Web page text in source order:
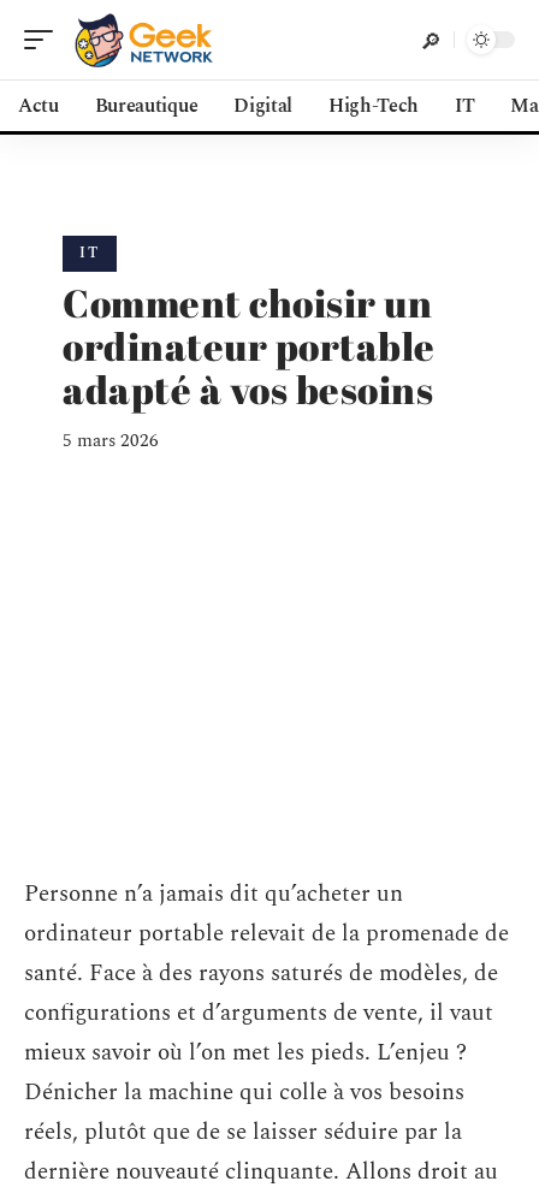
Actu Bureautique Digital High-Tech IT
IT
Comment choisir un
ordinateur portable
adapté à vos besoins
5 mars 2026
Personne n’a jamais dit qu’acheter un
ordinateur portable relevait de la promenade de
santé. Face à des rayons saturés de modèles, de
configurations et d’arguments de vente, il vaut
mieux savoir où l’on met les pieds. L’enjeu ?
Dénicher la machine qui colle à vos besoins
réels, plutôt que de se laisser séduire par la
dernière nouveauté clinquante. Allons droit au